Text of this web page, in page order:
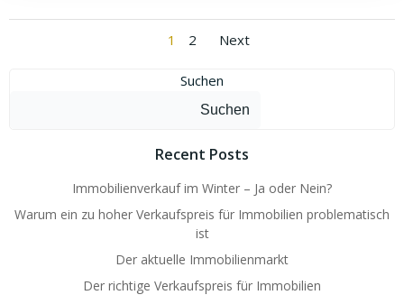
Posts
Page
1 Page
2
Posts
Next
Suchen
Suchen
Recent Posts
Immobilienverkauf im Winter – Ja oder Nein?
Warum ein zu hoher Verkaufspreis für Immobilien problematisch
ist
Der aktuelle Immobilienmarkt
Der richtige Verkaufspreis für Immobilien